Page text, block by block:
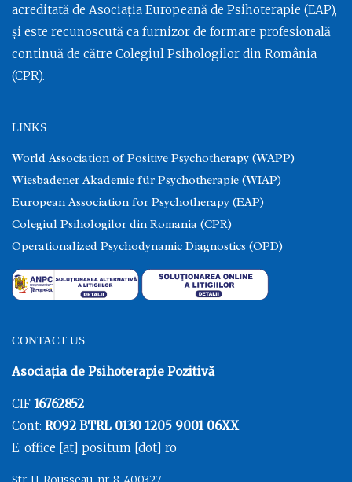
acreditată de Asociația Europeană de Psihoterapie (EAP),
și este recunoscută ca furnizor de formare profesională
continuă de către Colegiul Psihologilor din România
(CPR).
LINKS
World Association of Positive Psychotherapy (WAPP)
Wiesbadener Akademie für Psychotherapie (WIAP)
European Association for Psychotherapy (EAP)
Colegiul Psihologilor din Romania (CPR)
Operationalized Psychodynamic Diagnostics (OPD)
CONTACT US
Asociația de Psihoterapie Pozitivă
CIF 16762852
Cont: RO92 BTRL 0130 1205 9001 06XX
E: office [at] positum [dot] ro